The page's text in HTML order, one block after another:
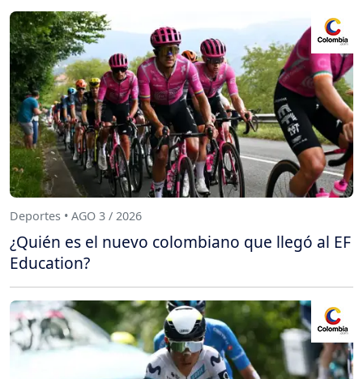
Deportes • AGO 3 / 2026
¿Quién es el nuevo colombiano que llegó al EF
Education?